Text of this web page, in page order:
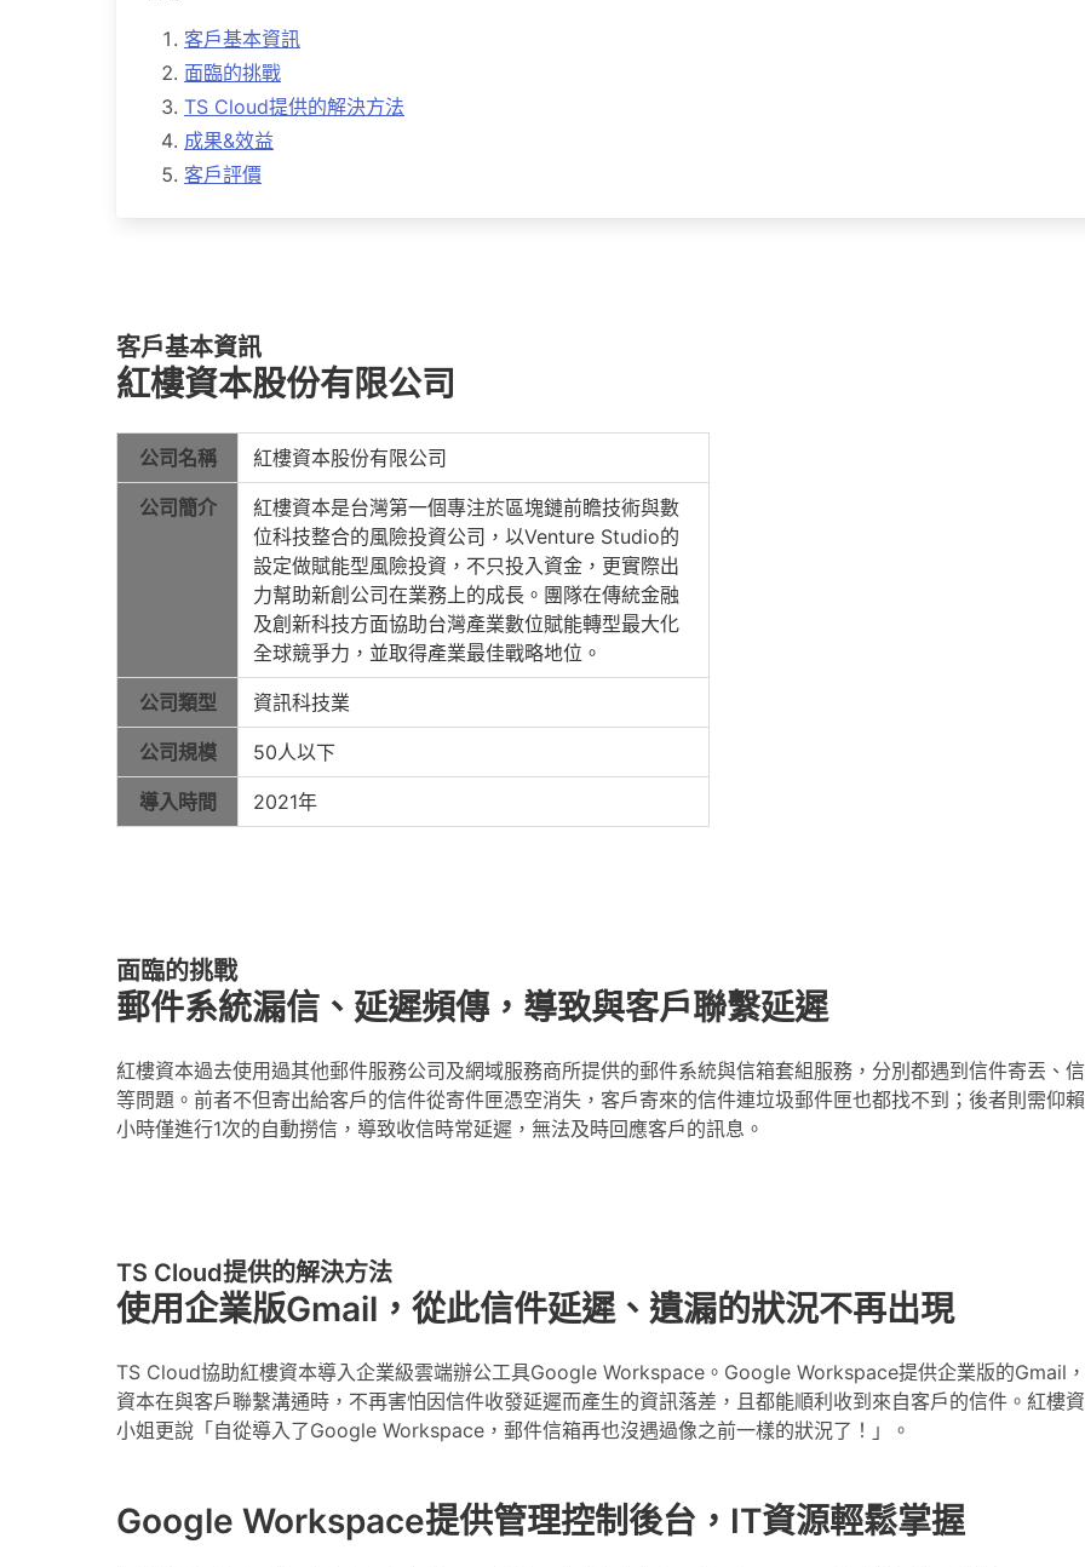
客戶基本資訊
面臨的挑戰
TS Cloud提供的解決方法
成果&效益
客戶評價
客戶基本資訊
紅樓資本股份有限公司
公司名稱 紅樓資本股份有限公司
公司簡介
紅樓資本是台灣第一個專注於區塊鏈前瞻技術與數
位科技整合的風險投資公司，以Venture Studio的
設定做賦能型風險投資，不只投入資金，更實際出
力幫助新創公司在業務上的成長。團隊在傳統金融
及創新科技方面協助台灣產業數位賦能轉型最大化
全球競爭力，並取得產業最佳戰略地位。
公司類型 資訊科技業
公司規模 50人以下
導入時間 2021年
面臨的挑戰
郵件系統漏信、延遲頻傳，導致與客戶聯繫延遲
紅樓資本過去使用過其他郵件服務公司及網域服務商所提供的郵件系統與信箱套組服務，分別都遇到信件寄丟、
等問題。前者不但寄出給客戶的信件從寄件匣憑空消失，客戶寄來的信件連垃圾郵件匣也都找不到；後者則需仰
小時僅進行1次的自動撈信，導致收信時常延遲，無法及時回應客戶的訊息。
TS Cloud提供的解決方法
使用企業版Gmail，從此信件延遲、遺漏的狀況不再出現
TS Cloud協助紅樓資本導入企業級雲端辦公工具Google Workspace。Google Workspace提供企業版的Gmail
資本在與客戶聯繫溝通時，不再害怕因信件收發延遲而產生的資訊落差，且都能順利收到來自客戶的信件。紅樓
小姐更說「自從導入了Google Workspace，郵件信箱再也沒遇過像之前一樣的狀況了！」。
Google Workspace提供管理控制後台，IT資源輕鬆掌握